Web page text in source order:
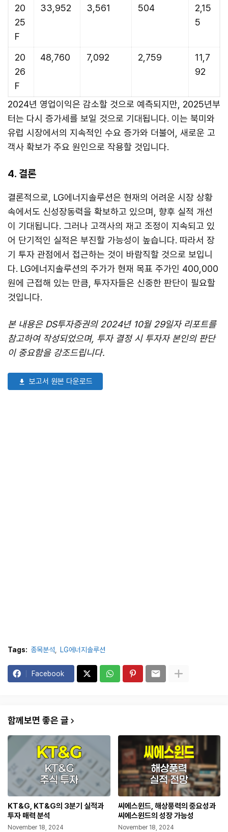
20
25
F
33,952 3,561 504
2,15
5
20
26
F
48,760 7,092 2,759
11,7
92
2024년 영업이익은 감소할 것으로 예측되지만, 2025년부
터는 다시 증가세를 보일 것으로 기대됩니다. 이는 북미와
유럽 시장에서의 지속적인 수요 증가와 더불어, 새로운 고
객사 확보가 주요 원인으로 작용할 것입니다.
4. 결론
결론적으로, LG에너지솔루션은 현재의 어려운 시장 상황
속에서도 신성장동력을 확보하고 있으며, 향후 실적 개선
이 기대됩니다. 그러나 고객사의 재고 조정이 지속되고 있
어 단기적인 실적은 부진할 가능성이 높습니다. 따라서 장
기 투자 관점에서 접근하는 것이 바람직할 것으로 보입니
다. LG에너지솔루션의 주가가 현재 목표 주가인 400,000
원에 근접해 있는 만큼, 투자자들은 신중한 판단이 필요할
것입니다.
본 내용은 DS투자증권의 2024년 10월 29일자 리포트를
참고하여 작성되었으며, 투자 결정 시 투자자 본인의 판단
이 중요함을 강조드립니다.
보고서 원본 다운로드
Tags: 종목분석 LG에너지솔루션
Facebook
함께보면 좋은 글
KT&G, KT&G의 3분기 실적과
투자 매력 분석
November 18, 2024
씨에스윈드, 해상풍력의 중요성과
씨에스윈드의 성장 가능성
November 18, 2024